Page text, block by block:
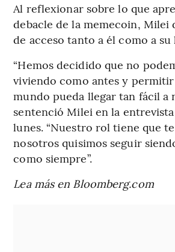
Al reflexionar sobre lo que
debacle de la memecoin, Milei
de acceso tanto a él como a su
“Hemos decidido que no
viviendo como antes y
mundo pueda llegar tan fácil a
sentenció Milei en la
lunes. “Nuestro rol tiene que
nosotros quisimos seguir
como siempre”.
Lea más en Bloomberg.com